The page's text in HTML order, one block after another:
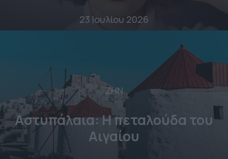
23 Ιουλίου 2026
ΖΗΝ
Αστυπάλαια: Η πεταλούδα του
Αιγαίου